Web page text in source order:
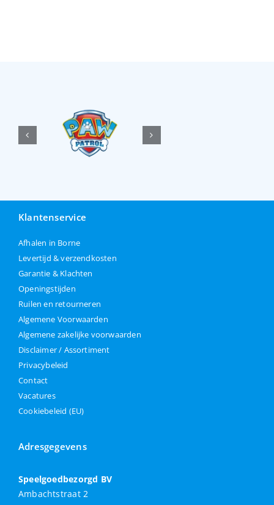
Klantenservice
Afhalen in Borne
Levertijd & verzendkosten
Garantie & Klachten
Openingstijden
Ruilen en retourneren
Algemene Voorwaarden
Algemene zakelijke voorwaarden
Disclaimer / Assortiment
Privacybeleid
Contact
Vacatures
Cookiebeleid (EU)
Adresgegevens
Speelgoedbezorgd BV
Ambachtstraat 2